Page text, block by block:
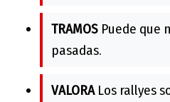
TRAMOS Puede que
pasadas.
VALORALos rallyes